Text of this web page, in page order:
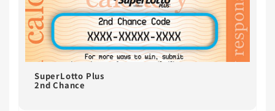
SuperLotto Plus
2nd Chance